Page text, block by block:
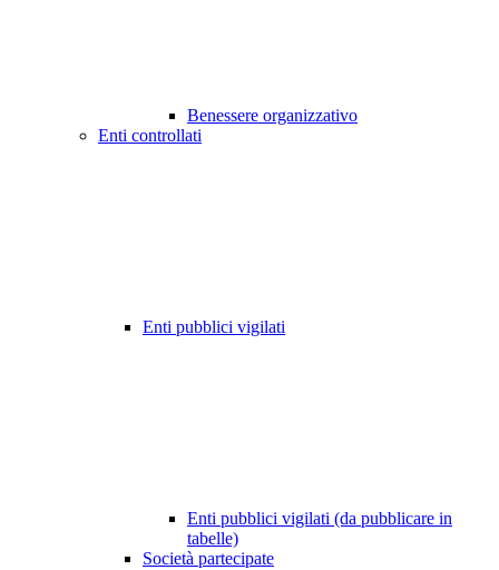
Benessere organizzativo
Enti controllati
Enti pubblici vigilati
Enti pubblici vigilati (da pubblicare in
tabelle)
Società partecipate